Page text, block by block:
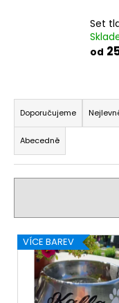
Set
od
Ř
a
z
e
n
r
o
Doporučujeme
Abecedně
V
ý
VÍCE BAREV
D
o
p
o
č
u
j